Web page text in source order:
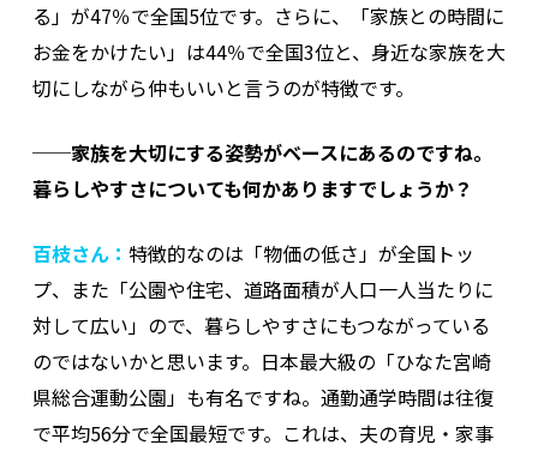
る」が47％で全国5位です。さらに、「家族との時間に
お金をかけたい」は44％で全国3位と、身近な家族を大
切にしながら仲もいいと言うのが特徴です。
──家族を大切にする姿勢がベースにあるのですね。
暮らしやすさについても何かありますでしょうか？
百枝さん： 特徴的なのは「物価の低さ」が全国トッ
プ、また「公園や住宅、道路面積が人口一人当たりに
対して広い」ので、暮らしやすさにもつながっている
のではないかと思います。日本最大級の「ひなた宮崎
県総合運動公園」も有名ですね。通勤通学時間は往復
で平均56分で全国最短です。これは、夫の育児・家事